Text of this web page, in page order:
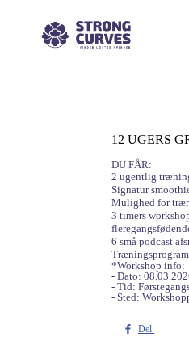
12 UGERS
DU FÅR:
2 ugentlig
Signatur
Mulighed for
3 timers
6 små podcast
*Workshop info:
- Dato:
- Tid:
- Sted:
Del